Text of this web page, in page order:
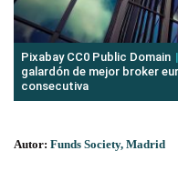
Pixabay CC0 Public Domain
galardón de mejor broker
consecutiva
Autor: Funds Society, Madrid